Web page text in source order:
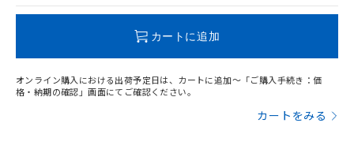
カートに追加
オンライン購入における出荷予定日は、カートに追加～「ご購入手続き：価
格・納期の確認」画面にてご確認ください。
カートをみる